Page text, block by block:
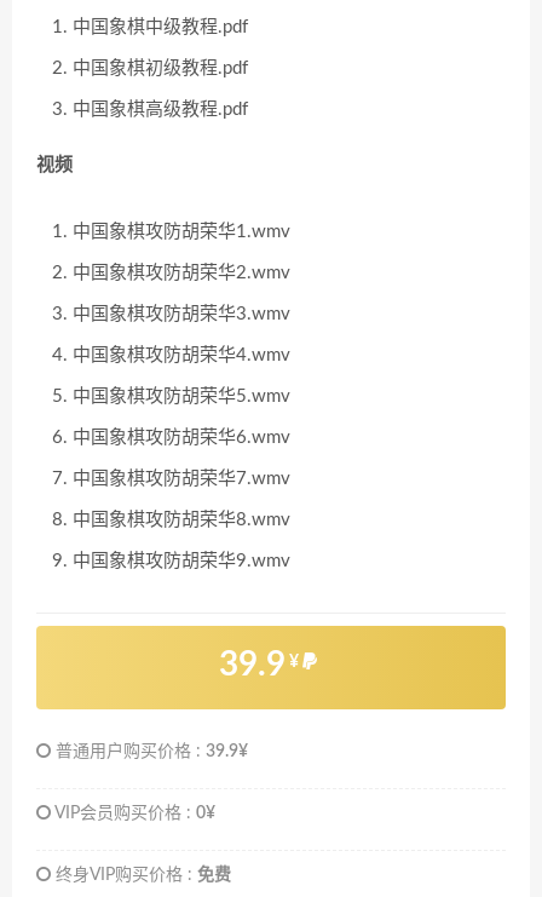
中国象棋中级教程.pdf
中国象棋初级教程.pdf
中国象棋高级教程.pdf
视频
中国象棋攻防胡荣华1.wmv
中国象棋攻防胡荣华2.wmv
中国象棋攻防胡荣华3.wmv
中国象棋攻防胡荣华4.wmv
中国象棋攻防胡荣华5.wmv
中国象棋攻防胡荣华6.wmv
中国象棋攻防胡荣华7.wmv
中国象棋攻防胡荣华8.wmv
中国象棋攻防胡荣华9.wmv
39.9 ¥
普通用户购买价格 : 39.9¥
VIP会员购买价格 : 0¥
终身VIP购买价格 : 免费